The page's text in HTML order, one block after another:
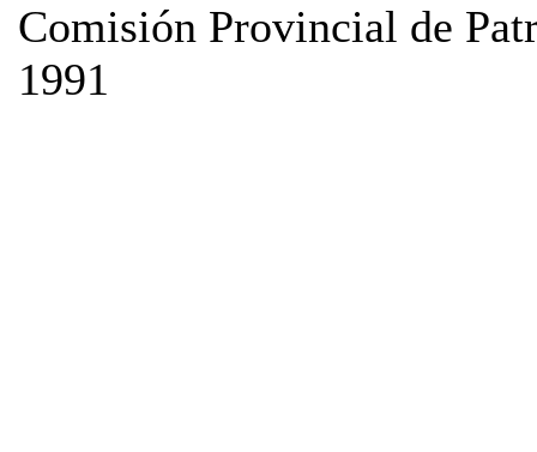
Comisión Provincial de
1991